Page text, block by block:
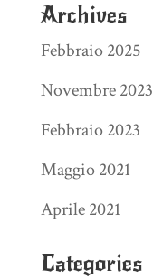
Archives
Febbraio 2025
Novembre 2023
Febbraio 2023
Maggio 2021
Aprile 2021
Categories